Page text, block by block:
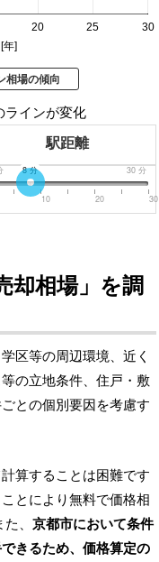
20 25 30
]
相場の傾向
ラインが変化
駅距離
30 分
8分
10 20 30
却相場」を調
区等の周辺環境、近く
の立地条件、住戸・敷
との個別要因を考慮す
算することは困難です
とにより無料で価格相
、 京都市において条件
きるため、価格算定の